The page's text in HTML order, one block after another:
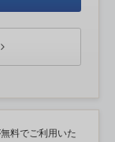
料でご利用いた